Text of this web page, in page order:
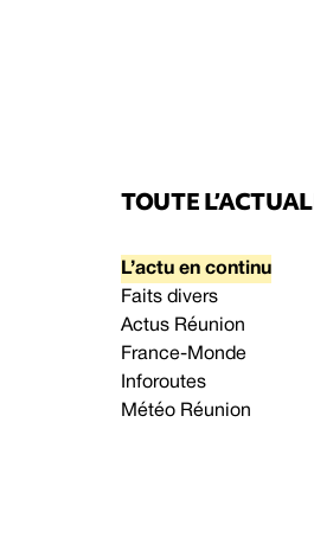
TOUTE
L’actu en continu
Faits divers
Actus Réunion
France-Monde
Inforoutes
Météo Réunion